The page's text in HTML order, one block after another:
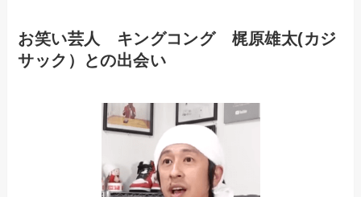
お笑い芸人 キングコング 梶原雄太(カジ
サック）との出会い